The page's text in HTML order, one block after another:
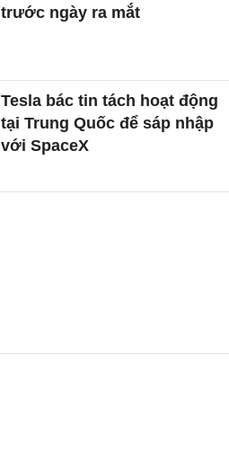
trước ngày ra mắt
Tesla bác tin tách hoạt động
tại Trung Quốc để sáp nhập
với SpaceX